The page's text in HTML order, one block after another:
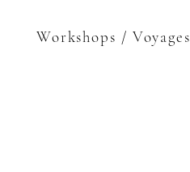
Workshops / Voyages